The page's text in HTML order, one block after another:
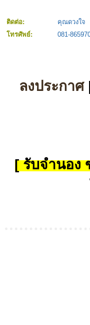
ติดต่อ: คุณดวงใจ
โทรศัพย์:
081-
ลงประกาศ
[ รับจำนอง